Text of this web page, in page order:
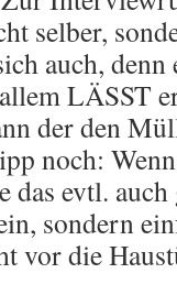
selber,
auch,
LÄSST
der den
noch:
das evtl.
sondern
vor die